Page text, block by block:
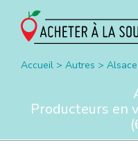
Accueil > Autres > Alsace
Producteurs en
(